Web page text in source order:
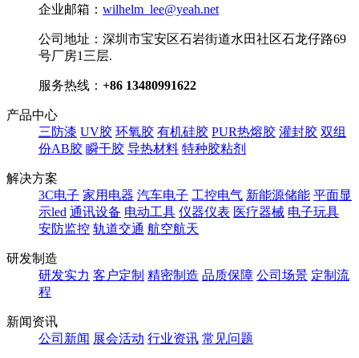
企业邮箱： wilhelm_lee@yeah.net
公司地址： 深圳市宝安区石岩街道水田社区石龙仔路69
号厂房1三层.
服务热线： +86 13480991622
产品中心
三防漆 UV胶 环氧胶 有机硅胶 PUR热熔胶 灌封胶 双组
份AB胶 瞬干胶 导热材料 特种胶粘剂
解决方案
3C电子 家用电器 汽车电子 工控电气 新能源储能 平面显
示led 通讯设备 电动工具 仪器仪表 医疗器械 电子玩具
安防监控 轨道交通 航空航天
研发制造
研发实力 客户定制 精密制造 品质保障 公司场景 定制流
程
新闻资讯
公司新闻 展会活动 行业资讯 常见问题